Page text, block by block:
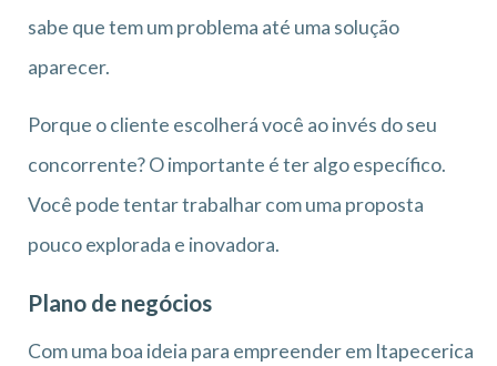
sabe que tem um problema até uma solução
aparecer.
Porque o cliente escolherá você ao invés do seu
concorrente? O importante é ter algo específico.
Você pode tentar trabalhar com uma proposta
pouco explorada e inovadora.
Plano de negócios
Com uma boa ideia para empreender em Itapecerica